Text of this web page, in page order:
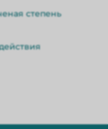
степень